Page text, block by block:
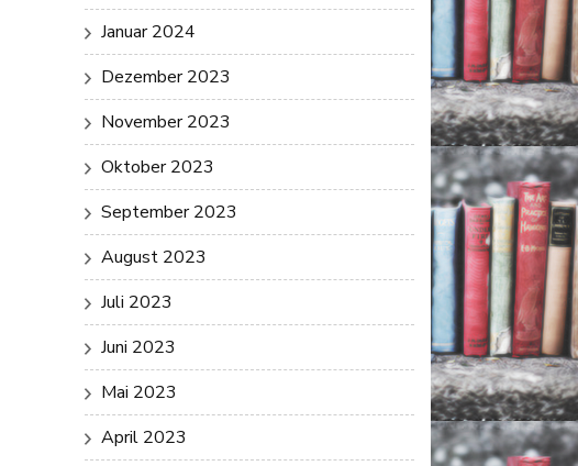
Januar 2024
Dezember 2023
November 2023
Oktober 2023
September 2023
August 2023
Juli 2023
Juni 2023
Mai 2023
April 2023